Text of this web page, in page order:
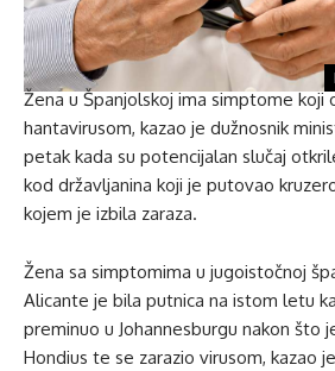
Žena u Španjolskoj ima simptome koji
hantavirusom, kazao je dužnosnik
petak kada su potencijalan slučaj
kod državljanina koji je putovao
kojem je izbila zaraza.
Žena sa simptomima u jugoistočnoj
Alicante je bila putnica na istom letu
preminuo u Johannesburgu nakon što
Hondius te se zarazio virusom, kazao